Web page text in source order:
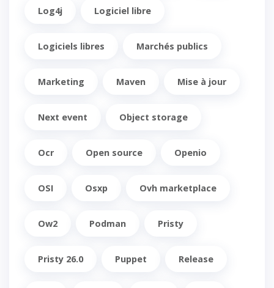
Log4j Logiciel libre
Logiciels libres Marchés publics
Marketing Maven Mise à jour
Next event Object storage
Ocr Open source Openio
OSI Osxp Ovh marketplace
Ow2 Podman Pristy
Pristy 26.0 Puppet Release